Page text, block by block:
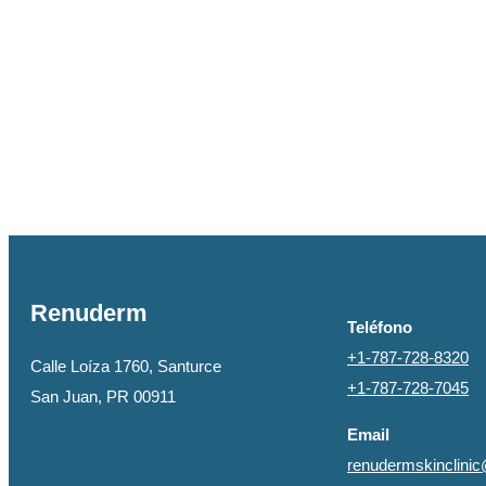
Renuderm
Calle Loíza 1760, Santurce
San Juan, PR 00911
Teléfono
+1-787-728-8320
+1-787-728-7045
Email